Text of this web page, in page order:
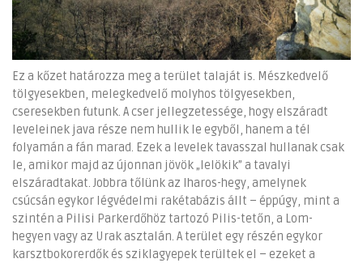
Ez a kőzet határozza meg a terület talaját is. Mészkedvelő
tölgyesekben, melegkedvelő molyhos tölgyesekben,
cseresekben futunk. A cser jellegzetessége, hogy elszáradt
leveleinek java része nem hullik le egyből, hanem a tél
folyamán a fán marad. Ezek a levelek tavasszal hullanak csak
le, amikor majd az újonnan jövök „lelökik” a tavalyi
elszáradtakat. Jobbra tőlünk az Iharos-hegy, amelynek
csúcsán egykor légvédelmi rakétabázis állt – éppúgy, mint a
szintén a Pilisi Parkerdőhöz tartozó Pilis-tetőn, a Lom-
hegyen vagy az Urak asztalán. A terület egy részén egykor
karsztbokorerdők és sziklagyepek terültek el – ezeket a